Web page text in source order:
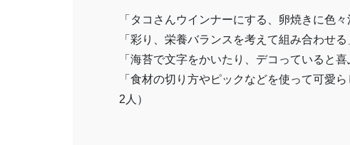
「タコさんウインナーにする、卵焼きに色
「彩り、栄養バランスを考えて組み合わせ
「海苔で文字をかいたり、デコっていると
「食材の切り方やピックなどを使って可愛
2人）